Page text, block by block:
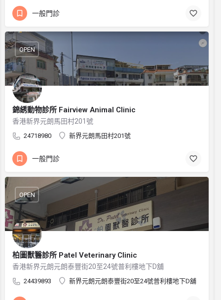
一般門診
錦綉動物診所 Fairview Animal Clinic
香港新界元朗馬田村201號
24718980 新界元朗馬田村201號
OPEN
一般門診
柏圖獸醫診所 Patel Veterinary Clinic
香港新界元朗元朗泰豐街20至24號普利樓地下D舖
24439893 新界元朗元朗泰豐街20至24號普利樓地下D舖
OPEN